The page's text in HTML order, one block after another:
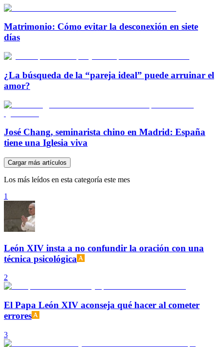
Matrimonio: Cómo evitar la desconexión en siete
días
¿La búsqueda de la “pareja ideal” puede arruinar el
amor?
José Chang, seminarista chino en Madrid: España
tiene una Iglesia viva
Cargar más artículos
Los más leídos en esta categoría este mes
1
León XIV insta a no confundir la oración con una
técnica psicológica
2
El Papa León XIV aconseja qué hacer al cometer
errores
3